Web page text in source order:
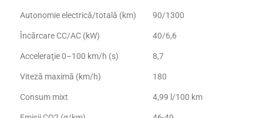
Autonomie electrică/totală (km) 90/1300
Încărcare CC/AC (kW) 40/6,6
Acceleraţie 0–100 km/h (s) 8,7
Viteză maximă (km/h) 180
Consum mixt 4,99 l/100 km